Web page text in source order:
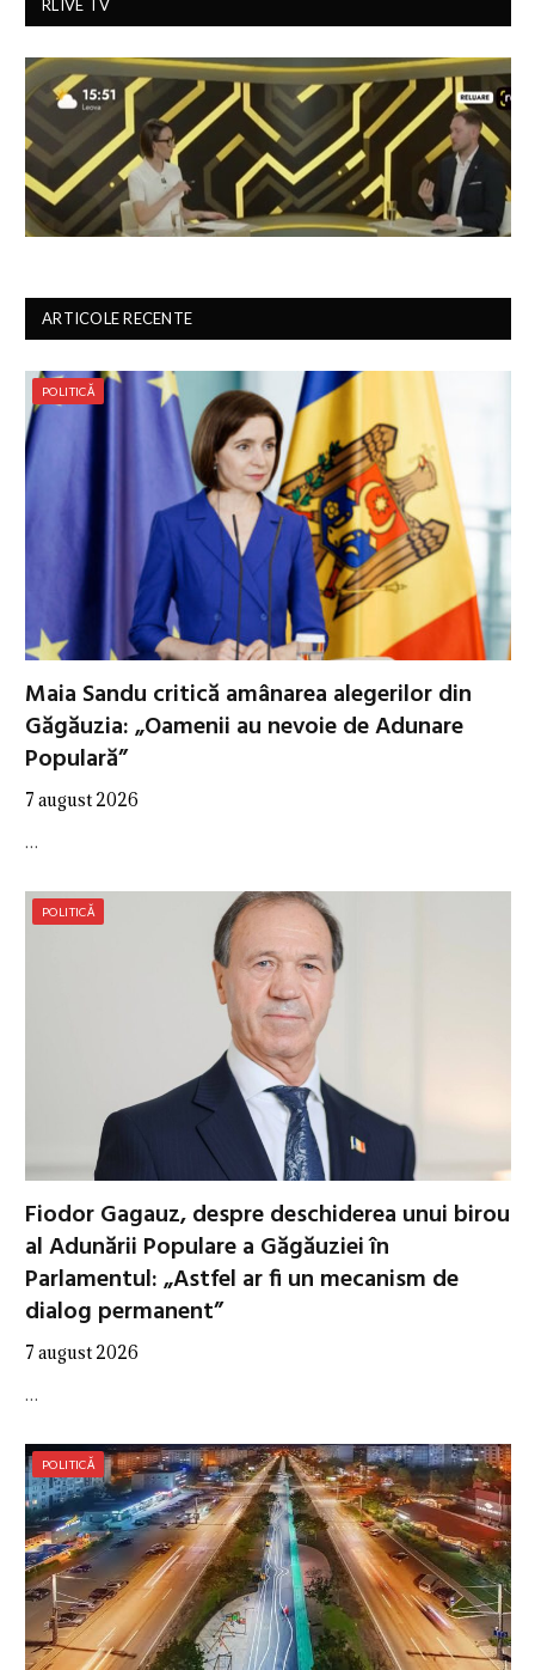
RLIVE TV
ARTICOLE RECENTE
POLITICĂ
Maia Sandu critică amânarea alegerilor din
Găgăuzia: „Oamenii au nevoie de Adunare
Populară”
7 august 2026
…
POLITICĂ
Fiodor Gagauz, despre deschiderea unui birou
al Adunării Populare a Găgăuziei în
Parlamentul: „Astfel ar fi un mecanism de
dialog permanent”
7 august 2026
…
POLITICĂ